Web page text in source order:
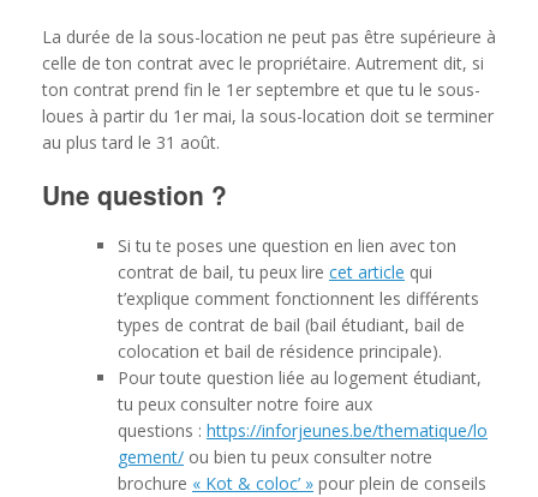
La durée de la sous-location ne peut pas être supérieure à
celle de ton contrat avec le propriétaire. Autrement dit, si
ton contrat prend fin le 1er septembre et que tu le sous-
loues à partir du 1er mai, la sous-location doit se terminer
au plus tard le 31 août.
Une question ?
Si tu te poses une question en lien avec ton
contrat de bail, tu peux lire cet article qui
t’explique comment fonctionnent les différents
types de contrat de bail (bail étudiant, bail de
colocation et bail de résidence principale).
Pour toute question liée au logement étudiant,
tu peux consulter notre foire aux
questions : https://inforjeunes.be/thematique/lo
gement/ ou bien tu peux consulter notre
brochure « Kot & coloc’ » pour plein de conseils